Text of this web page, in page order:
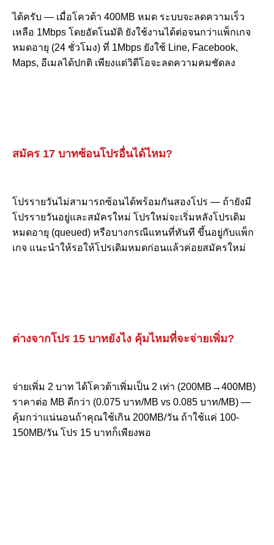
ได้ครับ — เมื่อโควต้า 400MB หมด ระบบจะลดความเร็ว
เหลือ 1Mbps โดยอัตโนมัติ ยังใช้งานได้ต่อจนกว่าแพ็กเกจ
หมดอายุ (24 ชั่วโมง) ที่ 1Mbps ยังใช้ Line, Facebook,
Maps, อีเมลได้ปกติ เพียงแต่วิดีโอจะลดความคมชัดลง
สมัคร 17 บาทซ้อนโปรอื่นได้ไหม?
โปรรายวันไม่สามารถซ้อนได้พร้อมกันสองโปร — ถ้ายังมี
โปรรายวันอยู่และสมัครใหม่ โปรใหม่จะเริ่มหลังโปรเดิม
หมดอายุ (queued) หรือบางกรณีแทนที่ทันที ขึ้นอยู่กับแพ็ก
เกจ แนะนำให้รอให้โปรเดิมหมดก่อนแล้วค่อยสมัครใหม่
ต่างจากโปร 15 บาทยังไง คุ้มไหมที่จะจ่ายเพิ่ม?
จ่ายเพิ่ม 2 บาท ได้โควต้าเพิ่มเป็น 2 เท่า (200MB→400MB)
ราคาต่อ MB ดีกว่า (0.075 บาท/MB vs 0.085 บาท/MB) —
คุ้มกว่าแน่นอนถ้าคุณใช้เกิน 200MB/วัน ถ้าใช้แค่ 100-
150MB/วัน โปร 15 บาทก็เพียงพอ